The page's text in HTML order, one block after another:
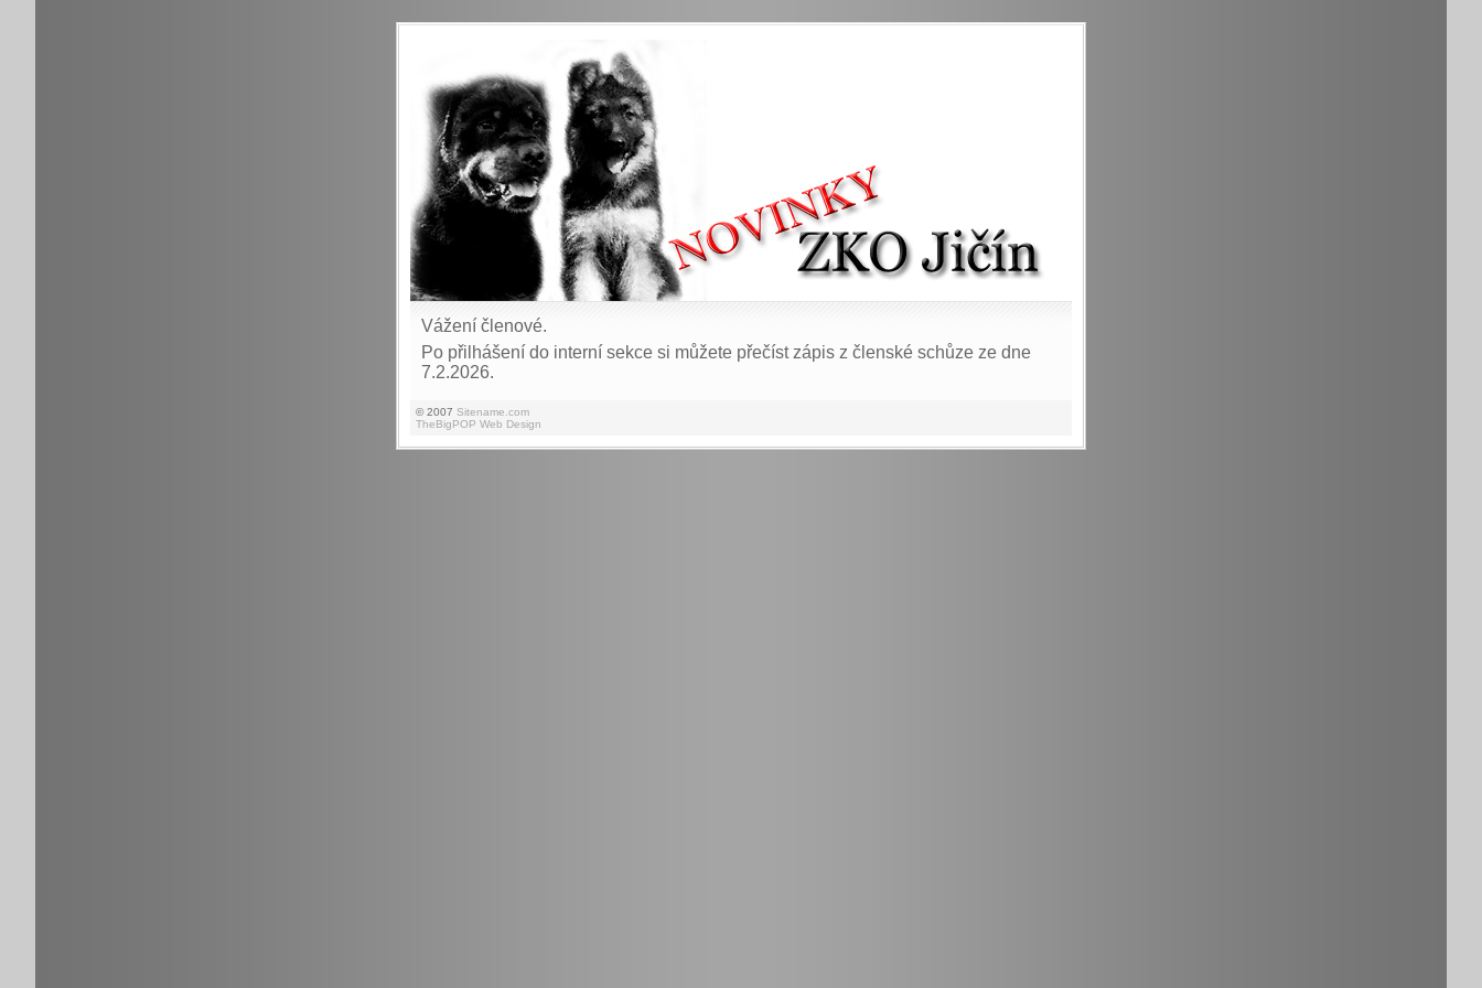
Vážení členové.
Po přilhášení do interní sekce si můžete přečíst zápis z členské schůze ze dne
7.2.2026.
© 2007 Sitename.com
TheBigPOP Web Design